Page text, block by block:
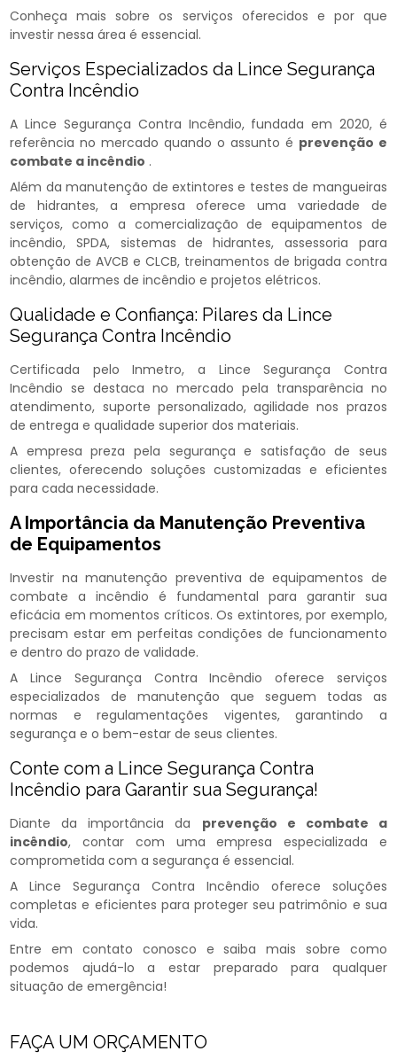
Conheça mais sobre os serviços oferecidos e por que
investir nessa área é essencial.
Serviços Especializados da Lince Segurança
Contra Incêndio
A Lince Segurança Contra Incêndio, fundada em 2020, é
referência no mercado quando o assunto é prevenção e
combate a incêndio​ .
Além da manutenção de extintores e testes de mangueiras
de hidrantes, a empresa oferece uma variedade de
serviços, como a comercialização de equipamentos de
incêndio, SPDA, sistemas de hidrantes, assessoria para
obtenção de AVCB e CLCB, treinamentos de brigada contra
incêndio, alarmes de incêndio e projetos elétricos.
Qualidade e Confiança: Pilares da Lince
Segurança Contra Incêndio
Certificada pelo Inmetro, a Lince Segurança Contra
Incêndio se destaca no mercado pela transparência no
atendimento, suporte personalizado, agilidade nos prazos
de entrega e qualidade superior dos materiais.
A empresa preza pela segurança e satisfação de seus
clientes, oferecendo soluções customizadas e eficientes
para cada necessidade.
A Importância da Manutenção Preventiva
de Equipamentos
Investir na manutenção preventiva de equipamentos de
combate a incêndio​ é fundamental para garantir sua
eficácia em momentos críticos. Os extintores, por exemplo,
precisam estar em perfeitas condições de funcionamento
e dentro do prazo de validade.
A Lince Segurança Contra Incêndio oferece serviços
especializados de manutenção que seguem todas as
normas e regulamentações vigentes, garantindo a
segurança e o bem-estar de seus clientes.
Conte com a Lince Segurança Contra
Incêndio para Garantir sua Segurança!
Diante da importância da prevenção e combate a
incêndio​, contar com uma empresa especializada e
comprometida com a segurança é essencial.
A Lince Segurança Contra Incêndio oferece soluções
completas e eficientes para proteger seu patrimônio e sua
vida.
Entre em contato conosco e saiba mais sobre como
podemos ajudá-lo a estar preparado para qualquer
situação de emergência!
FAÇA UM ORÇAMENTO